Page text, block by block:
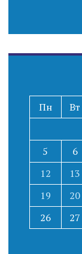
Пн
Вт
5
6
12
13
19
20
26
27